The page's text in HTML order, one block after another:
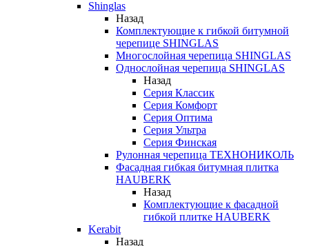
Shinglas
Назад
Комплектующие к гибкой битумной
черепице SHINGLAS
Многослойная черепица SHINGLAS
Однослойная черепица SHINGLAS
Назад
Серия Классик
Серия Комфорт
Серия Оптима
Серия Ультра
Серия Финская
Рулонная черепица ТЕХНОНИКОЛЬ
Фасадная гибкая битумная плитка
HAUBERK
Назад
Комплектующие к фасадной
гибкой плитке HAUBERK
Kerabit
Назад